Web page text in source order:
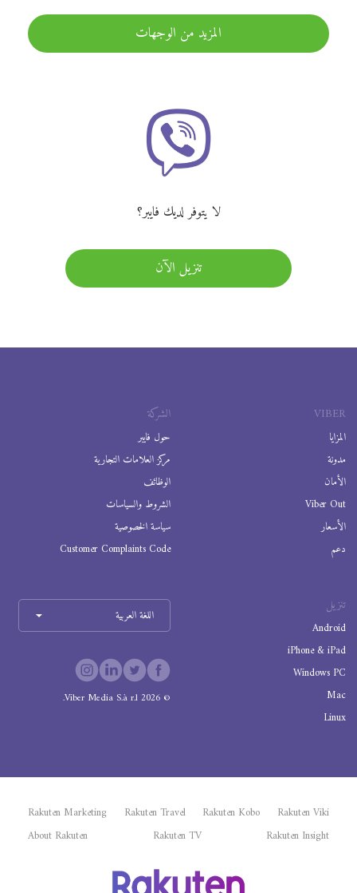
المزيد من الوجهات
لا يتوفر لديك فايبر؟
تنزيل الآن
VIBER
المزايا
مدونة
الأمان
Viber Out
الأسعار
دعم
الشركة
حول فايبر
مركز العلامات التجارية
الوظائف
الشروط والسياسات
سياسة الخصوصية
Customer Complaints Code
تنزيل
Android
iPhone & iPad
Windows PC
Mac
Linux
اللغة العربية
©
2026
Viber Media S.à r.l.
Rakuten Viki
Rakuten Kobo
Rakuten Travel
Rakuten Marketing
Rakuten Insight
Rakuten TV
About Rakuten